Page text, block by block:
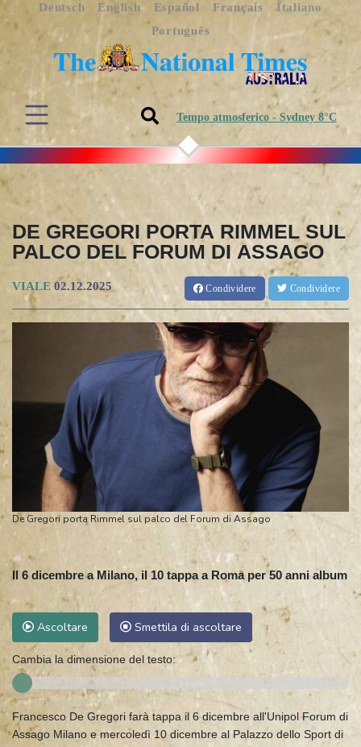
Deutsch English Español Français
Italiano
Português
Tempo atmosferico - Sydney 8°C
DE GREGORI PORTA RIMMEL SUL
PALCO DEL FORUM DI ASSAGO
VIALE 02.12.2025 Condividere Condividere
De Gregori porta Rimmel sul palco del Forum di Assago
Il 6 dicembre a Milano, il 10 tappa a Roma per 50 anni album
Ascoltare Smettila di ascoltare
Cambia la dimensione del testo:
Francesco De Gregori farà tappa il 6 dicembre all'Unipol Forum di
Assago Milano e mercoledì 10 dicembre al Palazzo dello Sport di